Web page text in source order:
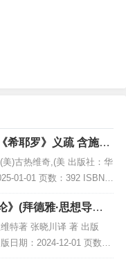
耶罗》义疏 含施特
,PDF下载
)古热维奇,(美 出版社：华
01-01 页数：392 ISBN：
小：180MB [高清扫描版P
(拜德雅·思想导读),
特著 张晓川译 著 出版
日期：2024-12-01 页数：
电子书大小：199MB